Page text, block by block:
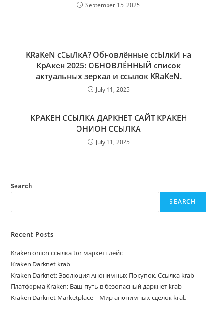
September 15, 2025
KRaKeN сСыЛкА? Обновлённые ссЫлкИ на
КрАкен 2025: ОБНОВЛЁННЫЙ список
актуальных зеркал и ссылок KRaKeN.
July 11, 2025
КРАКЕН ССЫЛКА ДАРКНЕТ САЙТ КРАКЕН
ОНИОН ССЫЛКА
July 11, 2025
Search
SEARCH
Recent Posts
Kraken onion ссылка tor маркетплейс
Kraken Darknet krab
Kraken Darknet: Эволюция Анонимных Покупок. Ссылка krab
Платформа Kraken: Ваш путь в безопасный даркнет krab
Kraken Darknet Marketplace – Мир анонимных сделок krab